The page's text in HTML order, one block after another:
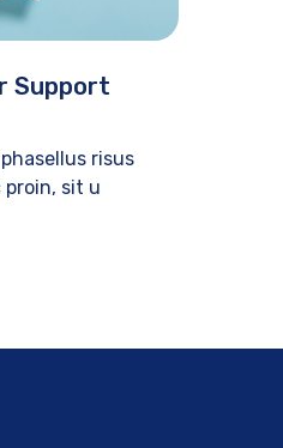
Support
risus
proin, sit u